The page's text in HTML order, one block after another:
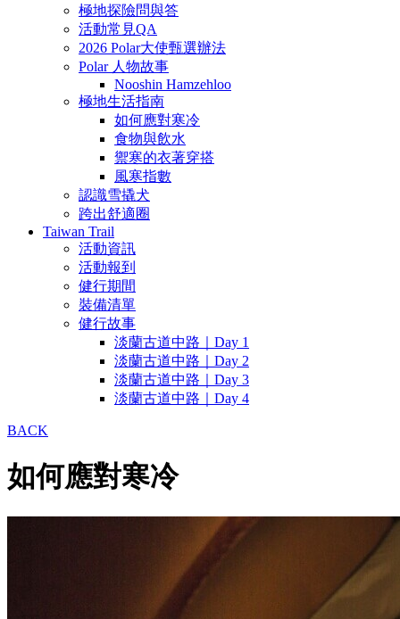
極地探險問與答
活動常見QA
2026 Polar大使甄選辦法
Polar 人物故事
Nooshin Hamzehloo
極地生活指南
如何應對寒冷
食物與飲水
禦寒的衣著穿搭
風寒指數
認識雪撬犬
跨出舒適圈
Taiwan Trail
活動資訊
活動報到
健行期間
裝備清單
健行故事
淡蘭古道中路｜Day 1
淡蘭古道中路｜Day 2
淡蘭古道中路｜Day 3
淡蘭古道中路｜Day 4
BACK
如何應對寒冷